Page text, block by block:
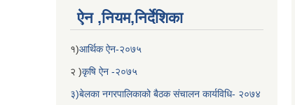
ऐन ,नियम,निर्देशिका
१)आर्थिक ऐन-२०७५
२ )कृषि ऐन -२०७५
३)बेलका नगरपालिकाको बैठक संचालन कार्यविधि- २०७४